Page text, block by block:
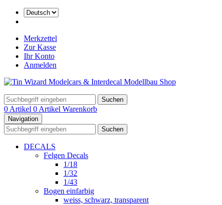
Merkzettel
Zur Kasse
Ihr Konto
Anmelden
Suchen
0 Artikel 0 Artikel Warenkorb
Navigation
Suchen
DECALS
Felgen Decals
1/18
1/32
1/43
Bogen einfarbig
weiss, schwarz, transparent